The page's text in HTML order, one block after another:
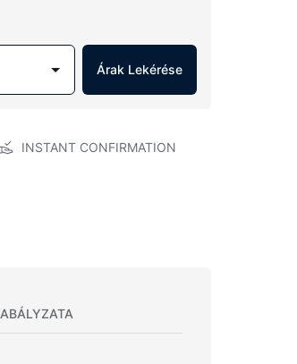
Árak Lekérése
INSTANT CONFIRMATION